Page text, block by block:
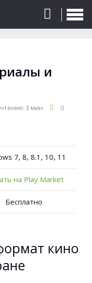
и
3 мин
0
7, 8, 8.1, 10, 11
на Play Market
Бесплатно
кино